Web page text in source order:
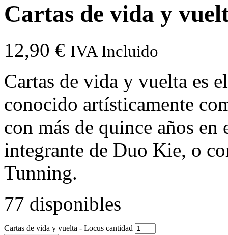
Cartas de vida y
12,90 € IVA Incluido
Cartas de vida y vuelta es
conocido artísticamente
con más de quince años
integrante de Duo Kie, o
Tunning.
77 disponibles
Cartas de vida y vuelta - Locus cantidad